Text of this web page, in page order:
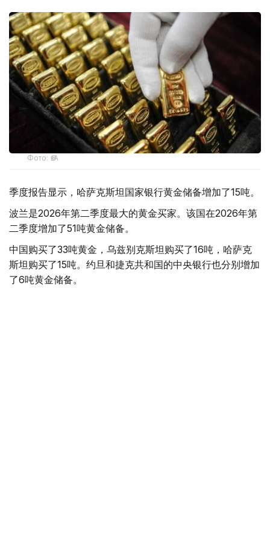
Фото: ӨзА
季度报告显示，哈萨克斯坦国家银行黄金储备增加了15吨。
波兰是2026年第二季度最大的黄金买家。该国在2026年第
二季度增加了51吨黄金储备。
中国购买了33吨黄金，乌兹别克斯坦购买了16吨，哈萨克
斯坦购买了15吨。约旦和捷克共和国的中央银行也分别增加
了6吨黄金储备。